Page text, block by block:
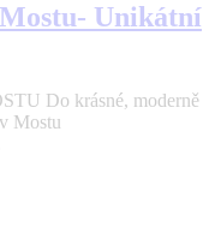
Unikátní
Do krásné, moderně
Mostu